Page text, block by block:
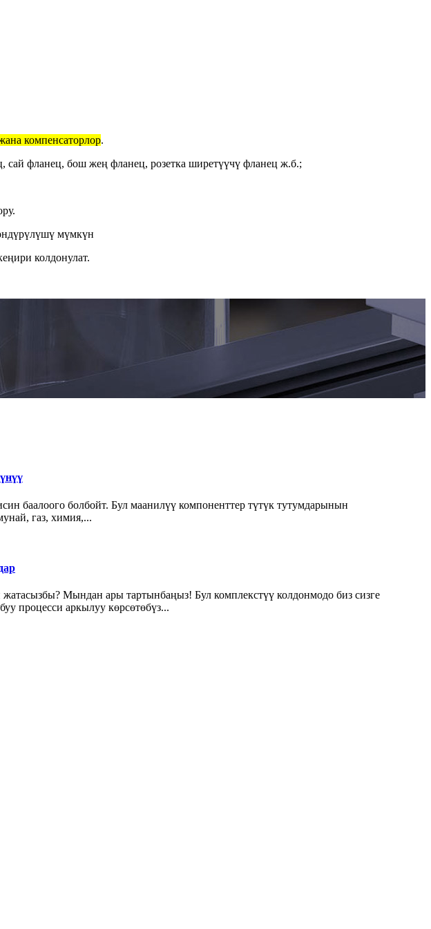
компенсаторлор.
фланец, бош жең фланец, розетка ширетүүчү фланец ж.б.;
мүмкүн
колдонулат.
баалоого болбойт. Бул маанилүү компоненттер түтүк тутумдарынын
газ, химия,...
Мындан ары тартынбаңыз! Бул комплекстүү колдонмодо биз сизге
процесси аркылуу көрсөтөбүз...